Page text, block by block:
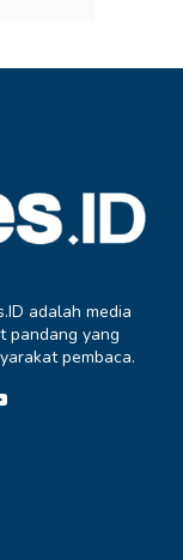
adalah media
pandang yang
pembaca.